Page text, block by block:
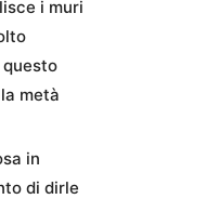
i muri
metà
in
di dirle